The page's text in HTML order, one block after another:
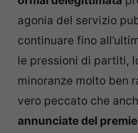
agonia del servizio
continuare fino
le pressioni di partiti,
minoranze molto ben
vero peccato che
annunciate del